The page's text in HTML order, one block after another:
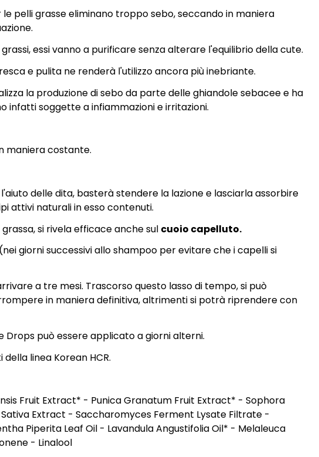
pelli grasse eliminano troppo sebo, seccando in maniera
essi vanno a purificare senza alterare l'equilibrio della cute.
e pulita ne renderà l'utilizzo ancora più inebriante.
la produzione di sebo da parte delle ghiandole sebacee e ha
infatti soggette a infiammazioni e irritazioni.
maniera costante.
delle dita, basterà stendere la lazione e lasciarla assorbire
attivi naturali in esso contenuti.
si rivela efficace anche sul cuoio capelluto.
giorni successivi allo shampoo per evitare che i capelli si
a tre mesi. Trascorso questo lasso di tempo, si può
in maniera definitiva, altrimenti si potrà riprendere con
può essere applicato a giorni alterni.
linea Korean HCR.
Fruit Extract* - Punica Granatum Fruit Extract* - Sophora
Extract - Saccharomyces Ferment Lysate Filtrate -
Piperita Leaf Oil - Lavandula Angustifolia Oil* - Melaleuca
- Linalool